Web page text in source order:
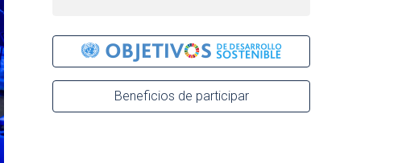
Beneficios de participar